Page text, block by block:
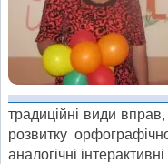
традиційні види
розвитку
аналогічні